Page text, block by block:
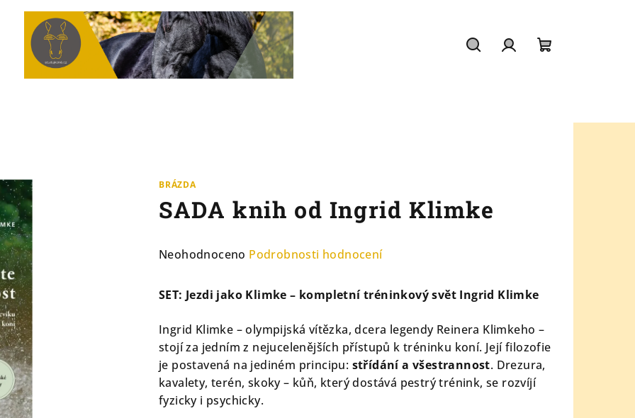
BRÁZDA
SADA knih od Ingrid Klimke
Průměrné
produktu
0,0
z
5
hvězdiček.
Neohodnoceno Podrobnosti hodnocení
SET: Jezdi jako Klimke – kompletní tréninkový svět Ingrid Klimke
Ingrid Klimke – olympijská vítězka, dcera legendy Reinera Klimkeho –
stojí za jedním z nejucelenějších přístupů k tréninku koní. Její filozofie
je postavená na jediném principu: střídání a všestrannost. Drezura,
kavalety, terén, skoky – kůň, který dostává pestrý trénink, se rozvíjí
fyzicky i psychicky.